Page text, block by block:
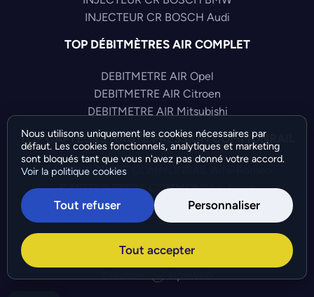
INJECTEUR CR BOSCH Audi
TOP DÉBITMÈTRES AIR COMPLET
DEBITMETRE AIR Opel
DEBITMETRE AIR Citroen
DEBITMETRE AIR Mitsubishi
TOP CAPTEURS HAUTE PRESSION COMMONRAIL
CAPTEUR PRESS COMMONRAIL Alfa-Romeo
CAPTEUR PRESS COMMONRAIL Iveco
CAPTEUR PRESS COMMONRAIL Audi
©Bresch SAS - Copyright 2026 - Tous droits réservés -
Préférences de cookies-Gérer mes cookies
Nous utilisons uniquement les cookies nécessaires par
défaut. Les cookies fonctionnels, analytiques et marketing
sont bloqués tant que vous n'avez pas donné votre accord.
Voir la politique cookies
Tout refuser Personnaliser
Tout accepter